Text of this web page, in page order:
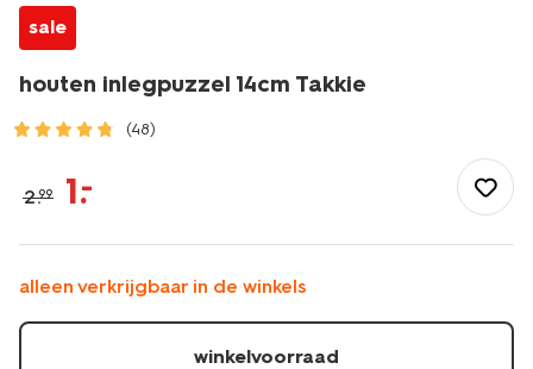
sale
houten inlegpuzzel 14cm Takkie
(48)
hobby/educatief-
speelgoed/kinderpuzzels/houten-
14cm-
takkie-
15100621.html
2.99 1.–
alleen verkrijgbaar in de winkels
winkelvoorraad